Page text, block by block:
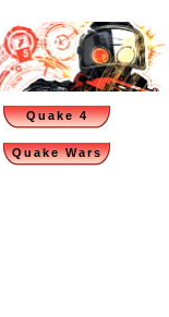
Quake 4
Quake Wars